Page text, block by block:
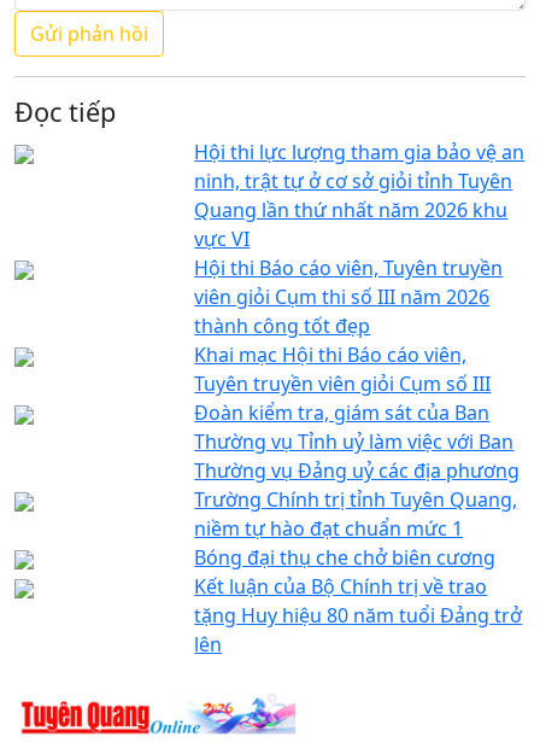
Đọc tiếp
Hội thi lực lượng tham gia bảo vệ an
ninh, trật tự ở cơ sở giỏi tỉnh Tuyên
Quang lần thứ nhất năm 2026 khu
vực VI
Hội thi Báo cáo viên, Tuyên truyền
viên giỏi Cụm thi số III năm 2026
thành công tốt đẹp
Khai mạc Hội thi Báo cáo viên,
Tuyên truyền viên giỏi Cụm số III
Đoàn kiểm tra, giám sát của Ban
Thường vụ Tỉnh uỷ làm việc với Ban
Thường vụ Đảng uỷ các địa phương
Trường Chính trị tỉnh Tuyên Quang,
niềm tự hào đạt chuẩn mức 1
Bóng đại thụ che chở biên cương
Kết luận của Bộ Chính trị về trao
tặng Huy hiệu 80 năm tuổi Đảng trở
lên